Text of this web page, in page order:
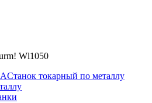
Wl1050
Станок токарный по металлу